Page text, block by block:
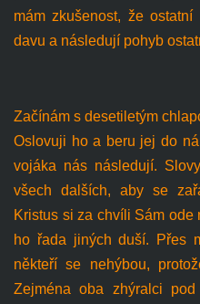
mám zkušenost, že
davu a následují pohyb
Začínám s desetiletým
Oslovuji ho a beru jej do
vojáka nás následují.
všech dalších, aby se
Kristus si za chvíli Sám
ho řada jiných duší. Přes
někteří se nehýbou,
Zejména oba zhýralci